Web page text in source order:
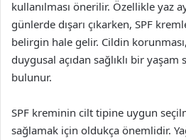
kullanılması önerilir. Özellikle yaz
günlerde dışarı çıkarken, SPF
belirgin hale gelir. Cildin
duygusal açıdan sağlıklı bir yaşam
bulunur.
SPF kreminin cilt tipine uygun
sağlamak için oldukça önemlidir.